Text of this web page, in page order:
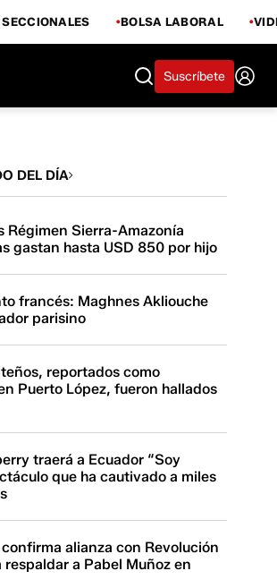
BOLSA LABORAL
Suscríbete
DEL DÍA
Régimen Sierra-Amazonía
gastan hasta USD 850 por hijo
francés: Maghnes Akliouche
parisino
reportados como
Puerto López, fueron hallados
traerá a Ecuador “Soy
que ha cautivado a miles
alianza con Revolución
a Pabel Muñoz en